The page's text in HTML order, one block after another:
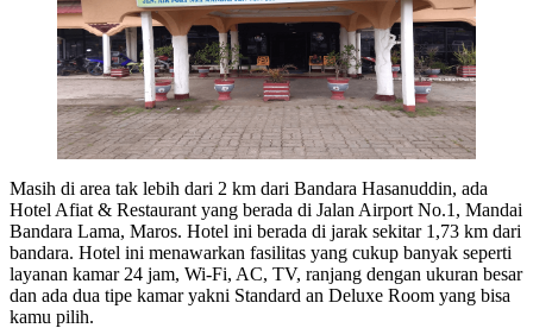
Masih di area tak lebih dari 2 km dari Bandara Hasanuddin, ada
Hotel Afiat & Restaurant yang berada di Jalan Airport No.1, Mandai
Bandara Lama, Maros. Hotel ini berada di jarak sekitar 1,73 km dari
bandara. Hotel ini menawarkan fasilitas yang cukup banyak seperti
layanan kamar 24 jam, Wi-Fi, AC, TV, ranjang dengan ukuran besar
dan ada dua tipe kamar yakni Standard an Deluxe Room yang bisa
kamu pilih.